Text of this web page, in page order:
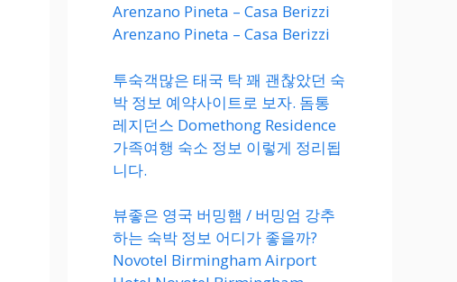
Arenzano Pineta – Casa Berizzi
Arenzano Pineta – Casa Berizzi
투숙객많은 태국 탁 꽤 괜찮았던 숙
박 정보 예약사이트로 보자. 돔통
레지던스 Domethong Residence
가족여행 숙소 정보 이렇게 정리됩
니다.
뷰좋은 영국 버밍햄 / 버밍엄 강추
하는 숙박 정보 어디가 좋을까?
Novotel Birmingham Airport